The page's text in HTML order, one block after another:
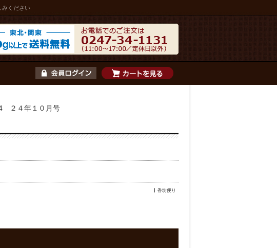
みください
２４年１０月号
香坊便り